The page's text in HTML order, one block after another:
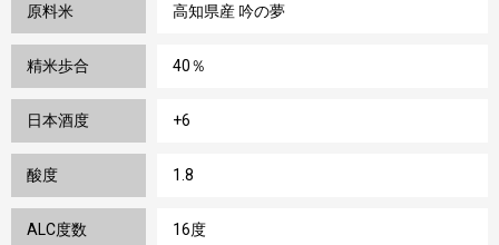
原料米 高知県産 吟の夢
精米歩合 40％
日本酒度 +6
酸度 1.8
ALC度数 16度